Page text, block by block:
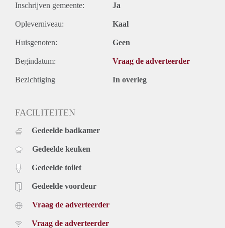
Inschrijven gemeente: Ja
Opleverniveau: Kaal
Huisgenoten: Geen
Begindatum: Vraag de adverteerder
Bezichtiging In overleg
FACILITEITEN
Gedeelde badkamer
Gedeelde keuken
Gedeelde toilet
Gedeelde voordeur
Vraag de adverteerder
Vraag de adverteerder